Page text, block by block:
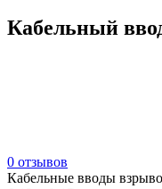
Кабельный
0 отзывов
Кабельные вводы